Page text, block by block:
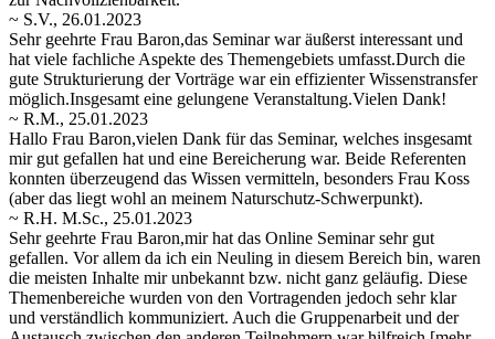
~ S.V., 26.01.2023
Sehr geehrte Frau Baron,das Seminar war äußerst interessant und
hat viele fachliche Aspekte des Themengebiets umfasst.Durch die
gute Strukturierung der Vorträge war ein effizienter Wissenstransfer
möglich.Insgesamt eine gelungene Veranstaltung.Vielen Dank!
~ R.M., 25.01.2023
Hallo Frau Baron,vielen Dank für das Seminar, welches insgesamt
mir gut gefallen hat und eine Bereicherung war. Beide Referenten
konnten überzeugend das Wissen vermitteln, besonders Frau Koss
(aber das liegt wohl an meinem Naturschutz-Schwerpunkt).
~ R.H. M.Sc., 25.01.2023
Sehr geehrte Frau Baron,mir hat das Online Seminar sehr gut
gefallen. Vor allem da ich ein Neuling in diesem Bereich bin, waren
die meisten Inhalte mir unbekannt bzw. nicht ganz geläufig. Diese
Themenbereiche wurden von den Vortragenden jedoch sehr klar
und verständlich kommuniziert. Auch die Gruppenarbeit und der